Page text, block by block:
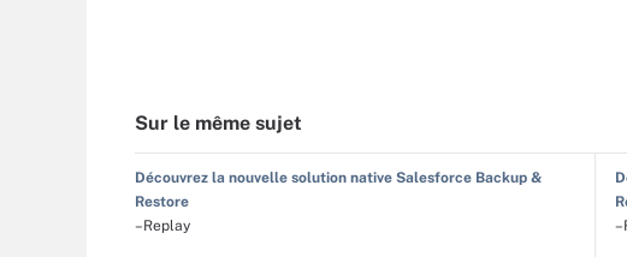
Sur le même sujet
Découvrez la nouvelle solution native Salesforce Backup &
Restore
–Replay